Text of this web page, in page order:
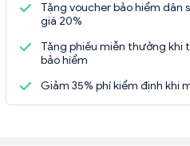
Tặng voucher bảo hiểm dân
giá 20%
Tặng phiếu miễn thưởng khi
bảo hiểm
Giảm 35% phí kiểm định khi